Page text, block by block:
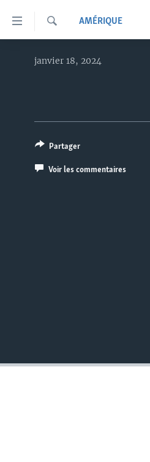
d'accessibilité
principal
navigation
TABALE
AN BA FO!
FARAFINA FOLI
ÉTATS-UNIS
AMÉRIQUE
janvier 18, 2024
Partager
Voir les commentaires